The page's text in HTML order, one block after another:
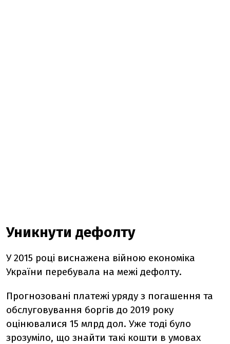
Уникнути дефолту
У 2015 році виснажена війною економіка
України перебувала на межі дефолту.
Прогнозовані платежі уряду з погашення та
обслуговування боргів до 2019 року
оцінювалися 15 млрд дол. Уже тоді було
зрозуміло, що знайти такі кошти в умовах